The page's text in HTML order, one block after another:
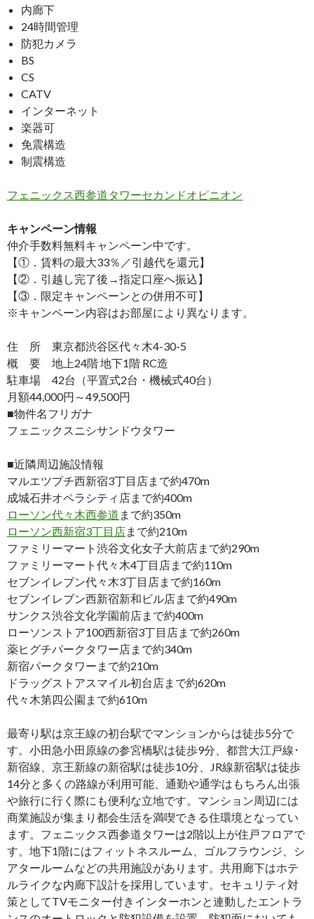
内廊下
24時間管理
防犯カメラ
BS
CS
CATV
インターネット
楽器可
免震構造
制震構造
フェニックス西参道タワーセカンドオピニオン
キャンペーン情報
仲介手数料無料キャンペーン中です。
【①．賃料の最大33％／引越代を還元】
【②．引越し完了後→指定口座へ振込】
【③．限定キャンペーンとの併用不可】
※キャンペーン内容はお部屋により異なります。
住 所 東京都渋谷区代々木4-30-5
概 要 地上24階 地下1階 RC造
駐車場 42台（平置式2台・機械式40台）
月額44,000円～49,500円
■物件名フリガナ
フェニックスニシサンドウタワー
■近隣周辺施設情報
マルエツプチ西新宿3丁目店まで約470m
成城石井オペラシティ店まで約400m
ローソン代々木西参道 まで約350m
ローソン西新宿3丁目店まで約210m
ファミリーマート渋谷文化女子大前店まで約290m
ファミリーマート代々木4丁目店まで約110m
セブンイレブン代々木3丁目店まで約160m
セブンイレブン西新宿新和ビル店まで約490m
サンクス渋谷文化学園前店まで約400m
ローソンストア100西新宿3丁目店まで約260m
薬ヒグチパークタワー店まで約340m
新宿パークタワーまで約210m
ドラッグストアスマイル初台店まで約620m
代々木第四公園まで約610m
最寄り駅は京王線の初台駅でマンションからは徒歩5分で
す。小田急小田原線の参宮橋駅は徒歩9分、都営大江戸線･
新宿線、京王新線の新宿駅は徒歩10分、JR線新宿駅は徒歩
14分と多くの路線が利用可能、通勤や通学はもちろん出張
や旅行に行く際にも便利な立地です。マンション周辺には
商業施設が集まり都会生活を満喫できる住環境となってい
ます。フェニックス西参道タワーは2階以上が住戸フロアで
す。地下1階にはフィットネスルーム、ゴルフラウンジ、シ
アタールームなどの共用施設があります。共用廊下はホテ
ルライクな内廊下設計を採用しています。セキュリティ対
策としてTVモニター付きインターホンと連動したエントラ